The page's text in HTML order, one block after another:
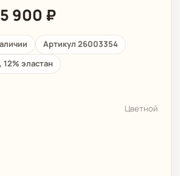
900 ₽
Артикул 26003354
эластан
Цветной